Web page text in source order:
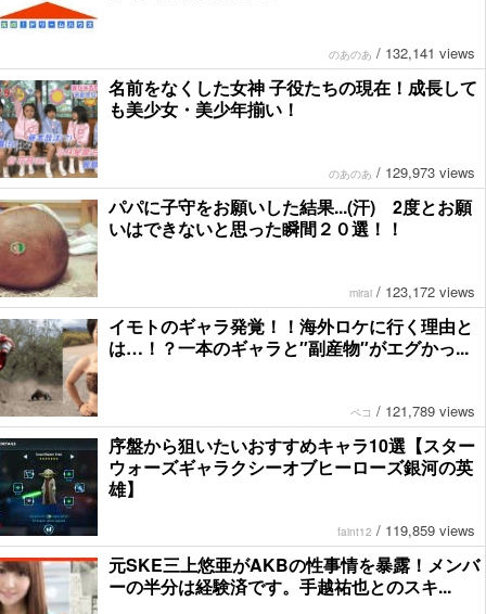
のあのあ / 132,141 views
名前をなくした女神 子役たちの現在！成長して
も美少女・美少年揃い！
のあのあ / 129,973 views
パパに子守をお願いした結果...(汗) 2度とお願
いはできないと思った瞬間２０選！！
mirai / 123,172 views
イモトのギャラ発覚！！海外ロケに行く理由と
は…！？一本のギャラと″副産物″がエグかっ...
ペコ / 121,789 views
序盤から狙いたいおすすめキャラ10選【スター
ウォーズギャラクシーオブヒーローズ銀河の英
雄】
faint12 / 119,859 views
元SKE三上悠亜がAKBの性事情を暴露！メンバ
ーの半分は経験済です。手越祐也とのスキ...